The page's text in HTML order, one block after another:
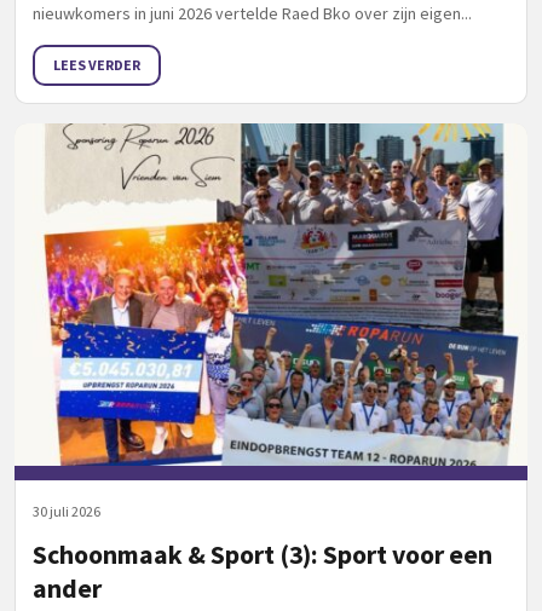
nieuwkomers in juni 2026 vertelde Raed Bko over zijn eigen...
LEES VERDER
30 juli 2026
Schoonmaak & Sport (3): Sport voor een
ander